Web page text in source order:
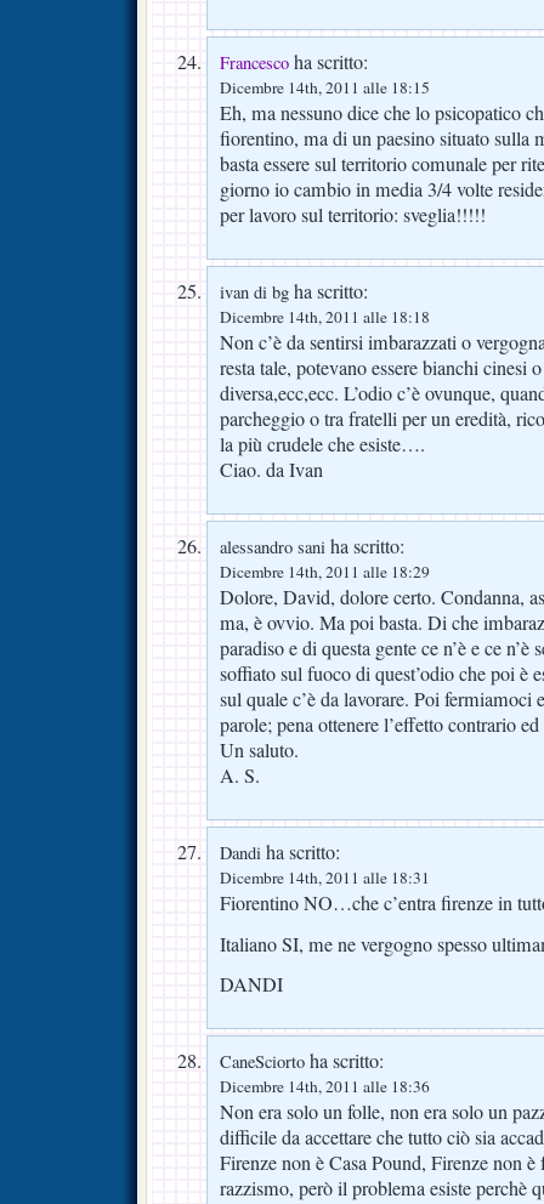
Francesco ha scritto:
Dicembre 14th, 2011 alle 18:15
Eh, ma nessuno dice che lo psicopatico
fiorentino, ma di un paesino situato sulla
basta essere sul territorio comunale per
giorno io cambio in media 3/4 volte
per lavoro sul territorio: sveglia!!!!!
ivan di bg ha scritto:
Dicembre 14th, 2011 alle 18:18
Non c’è da sentirsi imbarazzati o
resta tale, potevano essere bianchi cinesi
diversa,ecc,ecc. L’odio c’è ovunque,
parcheggio o tra fratelli per un eredità,
la più crudele che esiste….
Ciao. da Ivan
alessandro sani ha scritto:
Dicembre 14th, 2011 alle 18:29
Dolore, David, dolore certo. Condanna,
ma, è ovvio. Ma poi basta. Di che
paradiso e di questa gente ce n’è e ce
soffiato sul fuoco di quest’odio che poi è
sul quale c’è da lavorare. Poi fermiamoci
parole; pena ottenere l’effetto contrario
Un saluto.
A. S.
Dandi ha scritto:
Dicembre 14th, 2011 alle 18:31
Fiorentino NO…che c’entra firenze in
Italiano SI, me ne vergogno spesso
DANDI
CaneSciorto ha scritto:
Dicembre 14th, 2011 alle 18:36
Non era solo un folle, non era solo un
difficile da accettare che tutto ciò sia
Firenze non è Casa Pound, Firenze non
razzismo, però il problema esiste perchè